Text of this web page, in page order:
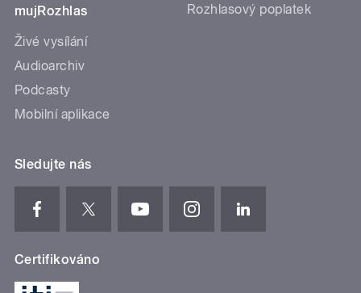
mujRozhlas
Živé vysílání
Audioarchiv
Podcasty
Mobilní aplikace
Rozhlasový poplatek
Sledujte nás
Certifikováno